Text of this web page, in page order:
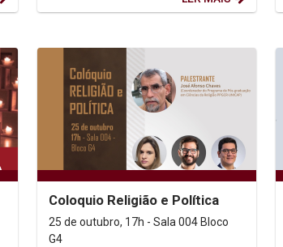
Coloquio Religião e Política
25 de outubro, 17h - Sala 004 Bloco
G4